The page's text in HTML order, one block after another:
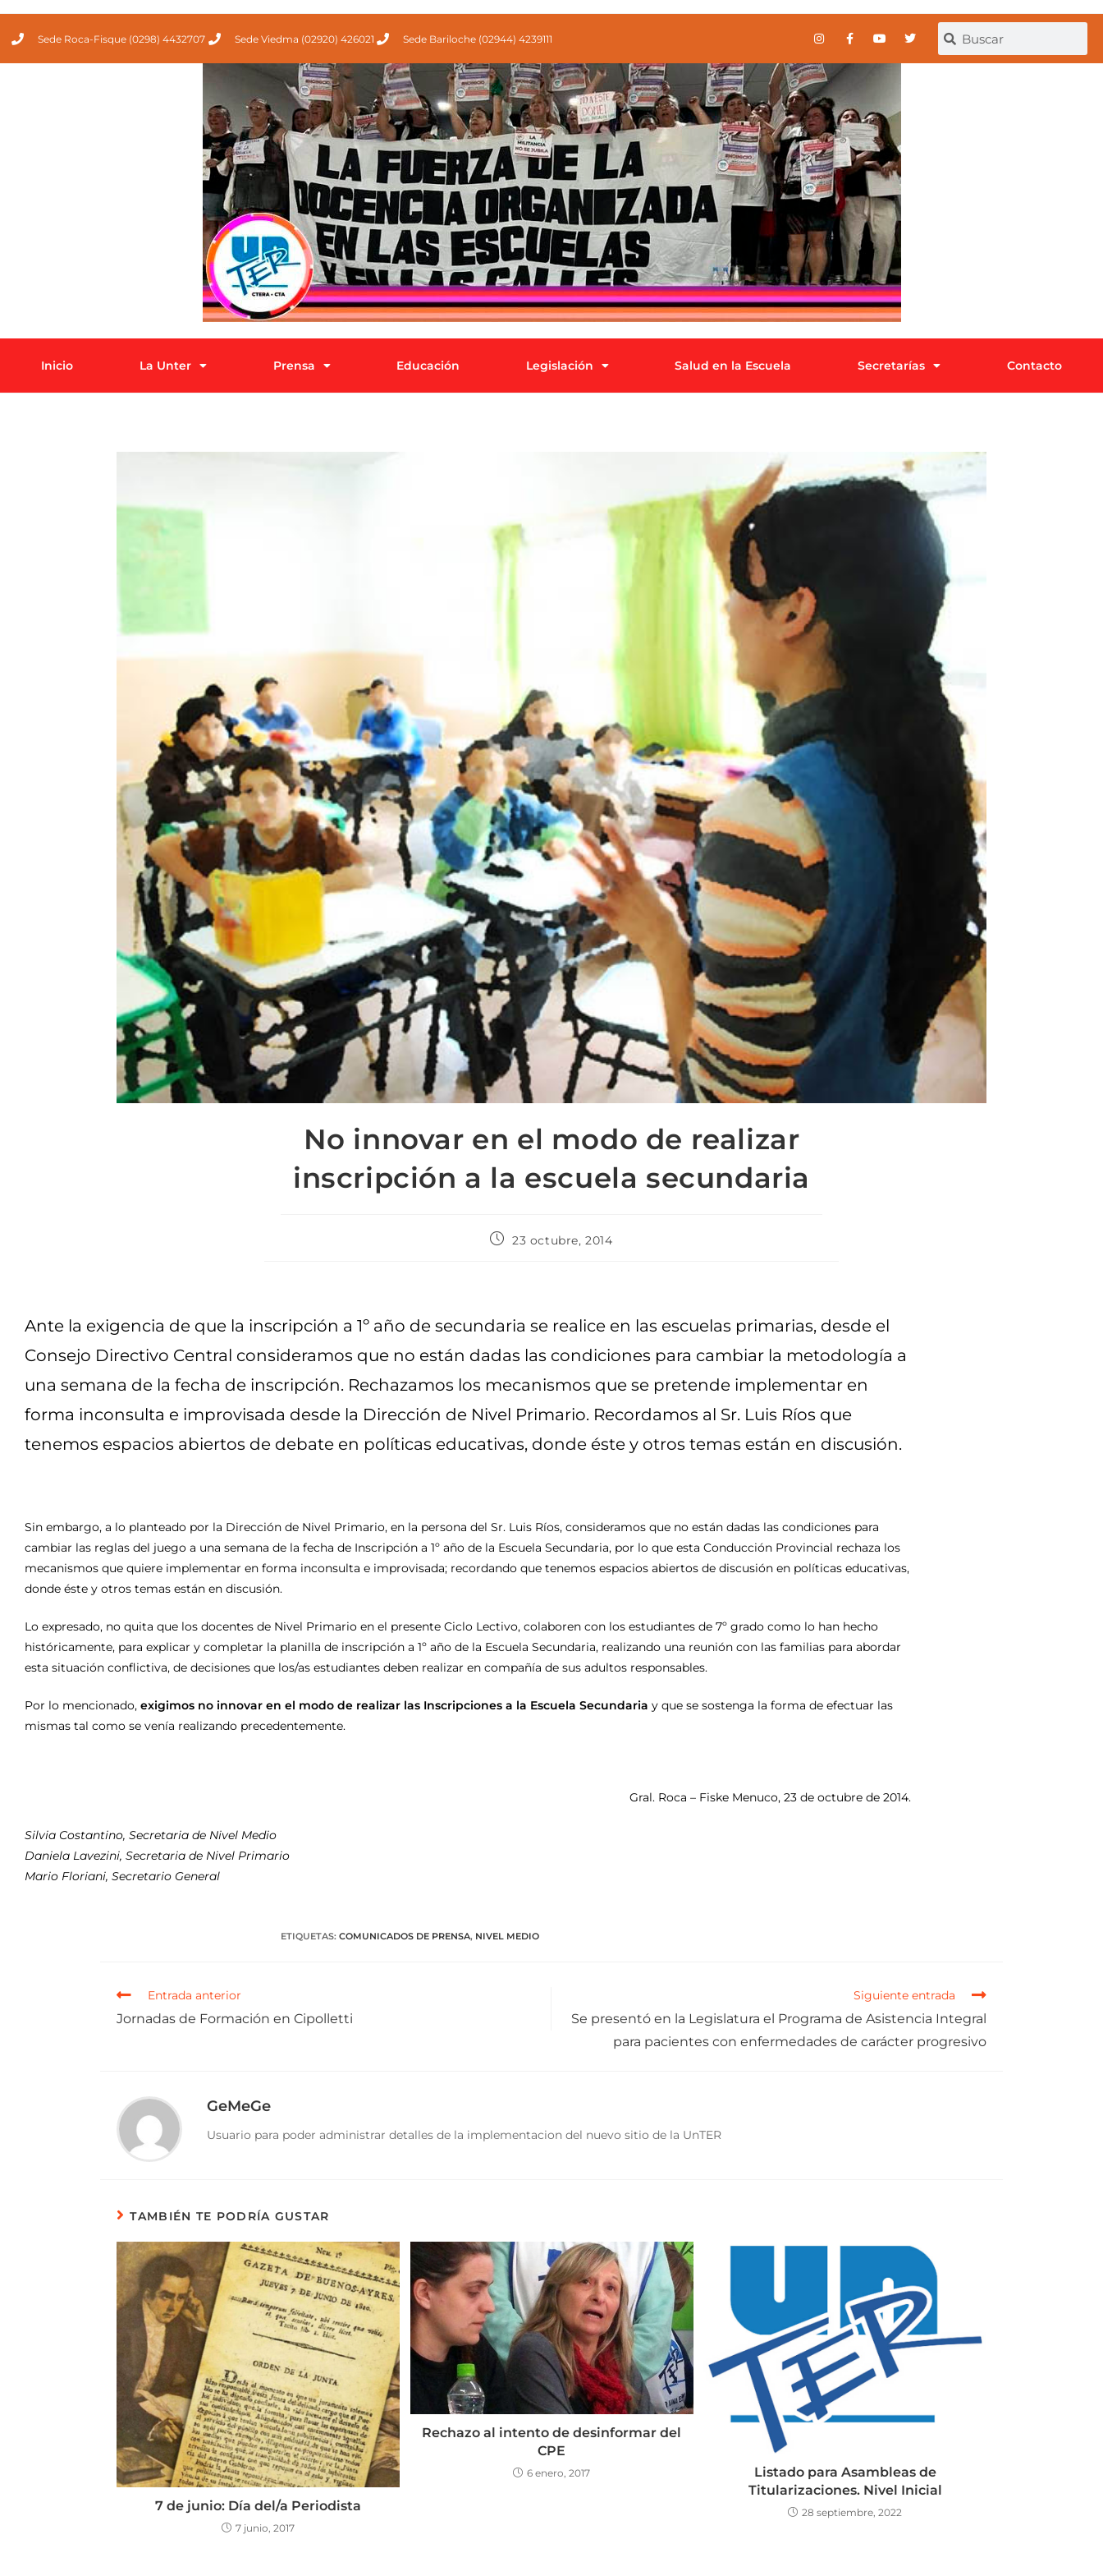
Sede Roca-Fisque (0298) 4432707 Sede Viedma (02920) 426021 Sede Bariloche (02944) 4239111
Inicio La Unter Prensa Educación Legislación Salud en la Escuela Secretarías Contacto
No innovar en el modo de realizar
inscripción a la escuela secundaria
23 octubre, 2014
Ante la exigencia de que la inscripción a 1º año de secundaria se realice en las escuelas primarias, desde el
Consejo Directivo Central consideramos que no están dadas las condiciones para cambiar la metodología a
una semana de la fecha de inscripción. Rechazamos los mecanismos que se pretende implementar en
forma inconsulta e improvisada desde la Dirección de Nivel Primario. Recordamos al Sr. Luis Ríos que
tenemos espacios abiertos de debate en políticas educativas, donde éste y otros temas están en discusión.
Sin embargo, a lo planteado por la Dirección de Nivel Primario, en la persona del Sr. Luis Ríos, consideramos que no están dadas las condiciones para
cambiar las reglas del juego a una semana de la fecha de Inscripción a 1º año de la Escuela Secundaria, por lo que esta Conducción Provincial rechaza los
mecanismos que quiere implementar en forma inconsulta e improvisada; recordando que tenemos espacios abiertos de discusión en políticas educativas,
donde éste y otros temas están en discusión.
Lo expresado, no quita que los docentes de Nivel Primario en el presente Ciclo Lectivo, colaboren con los estudiantes de 7º grado como lo han hecho
históricamente, para explicar y completar la planilla de inscripción a 1º año de la Escuela Secundaria, realizando una reunión con las familias para abordar
esta situación conflictiva, de decisiones que los/as estudiantes deben realizar en compañía de sus adultos responsables.
Por lo mencionado, exigimos no innovar en el modo de realizar las Inscripciones a la Escuela Secundaria y que se sostenga la forma de efectuar las
mismas tal como se venía realizando precedentemente.
Gral. Roca – Fiske Menuco, 23 de octubre de 2014.
Silvia Costantino, Secretaria de Nivel Medio
Daniela Lavezini, Secretaria de Nivel Primario
Mario Floriani, Secretario General
ETIQUETAS: COMUNICADOS DE PRENSA, NIVEL MEDIO
Entrada anterior
Jornadas de Formación en Cipolletti
Siguiente entrada
Se presentó en la Legislatura el Programa de Asistencia Integral
para pacientes con enfermedades de carácter progresivo
GeMeGe
Usuario para poder administrar detalles de la implementacion del nuevo sitio de la UnTER
TAMBIÉN TE PODRÍA GUSTAR
7 de junio: Día del/a Periodista
7 junio, 2017
Rechazo al intento de desinformar del
CPE
6 enero, 2017
Listado para Asambleas de
Titularizaciones. Nivel Inicial
28 septiembre, 2022